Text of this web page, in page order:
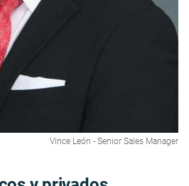
Vince León - Senior Sales Manager